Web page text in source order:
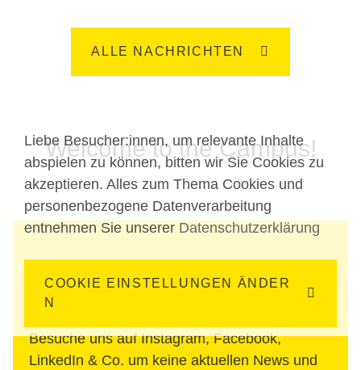
ALLE NACHRICHTEN
Welcome to the Campus!
Liebe Besucher:innen, um relevante Inhalte
abspielen zu können, bitten wir Sie Cookies zu
akzeptieren. Alles zum Thema Cookies und
personenbezogene Datenverarbeitung
entnehmen Sie unserer Datenschutzerklärung
COOKIE EINSTELLUNGEN ÄNDER
N
Folge uns auch auf Social
Media
Besuche uns auf Instagram, Facebook,
LinkedIn & Co. um keine aktuellen News und